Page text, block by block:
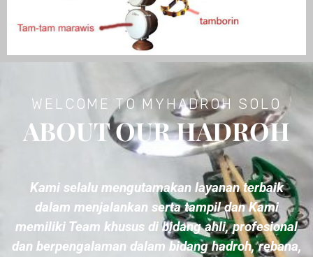
WELCOME TO MYHADROH SOLO
ABOUT OUR HADROH
Kami selalu mengutamakan layanan terbaik
dalam menjalankan serta tampil dan Kami
memiliki Team khusus di bidang ahli, profesional
dan berpengalaman dalam bidang hadroh, rebana,